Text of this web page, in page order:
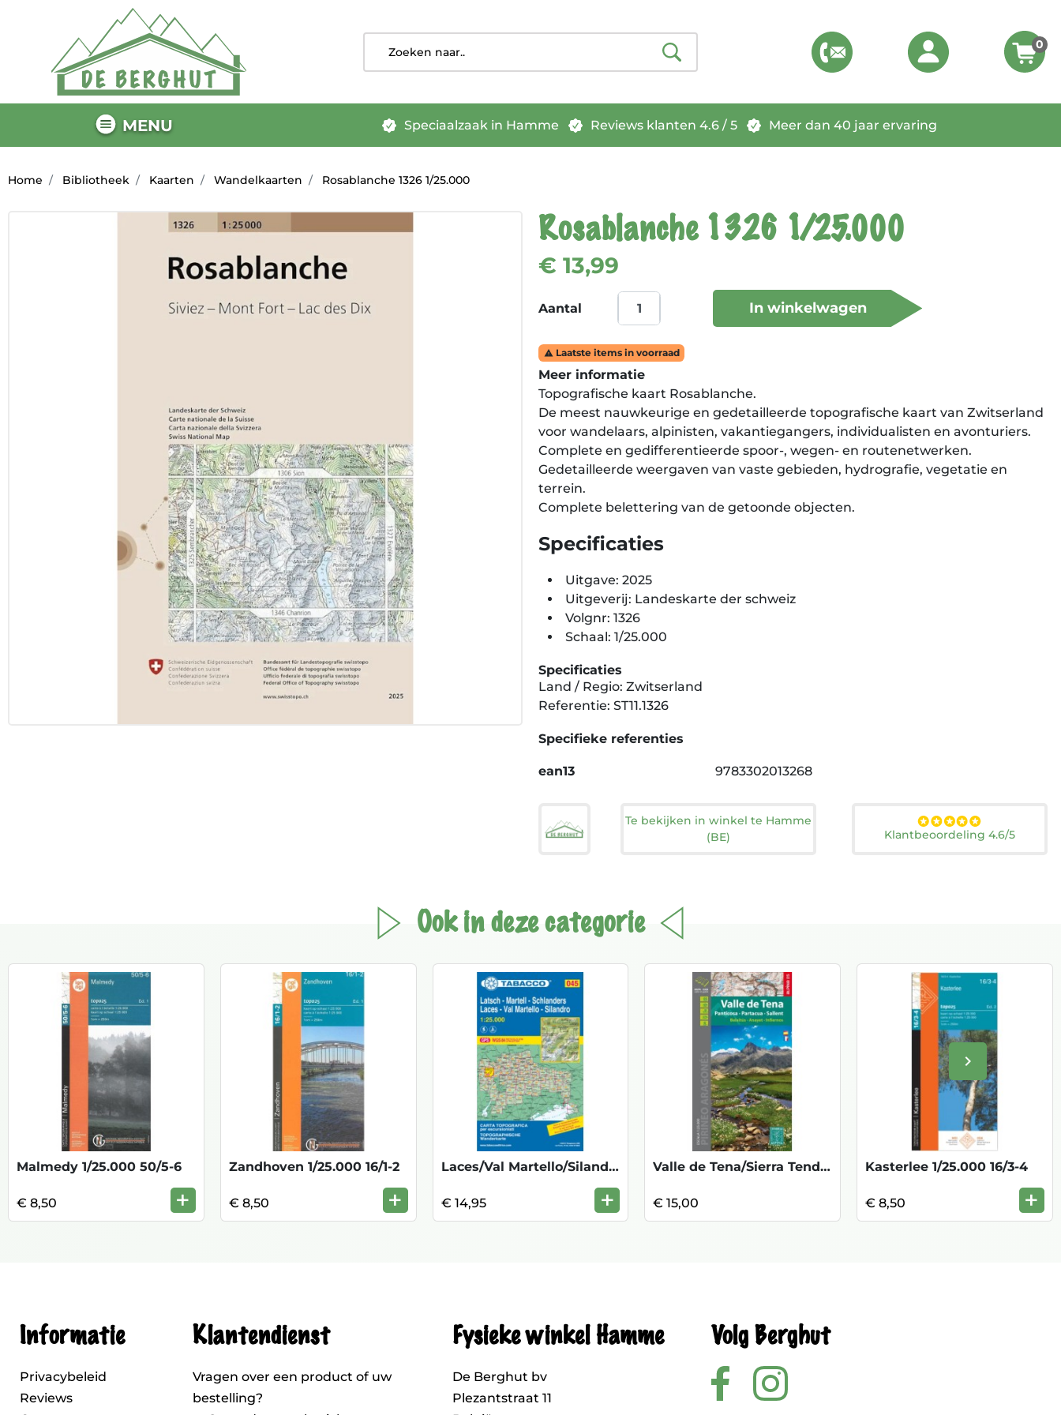
0
MENU Speciaalzaak in Hamme Reviews klanten 4.6 / 5 Meer dan 40 jaar ervaring
Home Bibliotheek Kaarten Wandelkaarten Rosablanche 1326 1/25.000
Rosablanche 1326 1/25.000
€ 13,99
Aantal In winkelwagen
 Laatste items in voorraad
Meer informatie
Topografische kaart Rosablanche.
De meest nauwkeurige en gedetailleerde topografische kaart van Zwitserland
voor wandelaars, alpinisten, vakantiegangers, individualisten en avonturiers.
Complete en gedifferentieerde spoor-, wegen- en routenetwerken.
Gedetailleerde weergaven van vaste gebieden, hydrografie, vegetatie en
terrein.
Complete belettering van de getoonde objecten.
Specificaties
Uitgave: 2025
Uitgeverij: Landeskarte der schweiz
Volgnr: 1326
Schaal: 1/25.000
Specificaties
Land / Regio: Zwitserland
Referentie: ST11.1326
Specifieke referenties
ean13 9783302013268
Te bekijken in winkel te Hamme
(BE)
Klantbeoordeling 4.6/5
Ook in deze categorie
Volgende
keyboard_arrow_right
Malmedy 1/25.000 50/5-6
€ 8,50 +
Zandhoven 1/25.000 16/1-2
€ 8,50 +
Laces/Val Martello/Silandro 045 1/25000
€ 14,95 +
Valle de Tena/Sierra Tenderera
€ 15,00
Kasterlee 1/25.000 16/3-4
€ 8,50 +
Informatie
Privacybeleid
Reviews
Klantendienst
Vragen over een product of uw
bestelling?
Fysieke winkel Hamme
De Berghut bv
Plezantstraat 11
Volg Berghut